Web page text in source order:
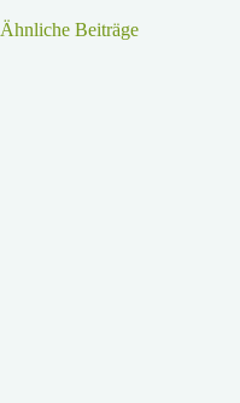
Ähnliche Beiträge